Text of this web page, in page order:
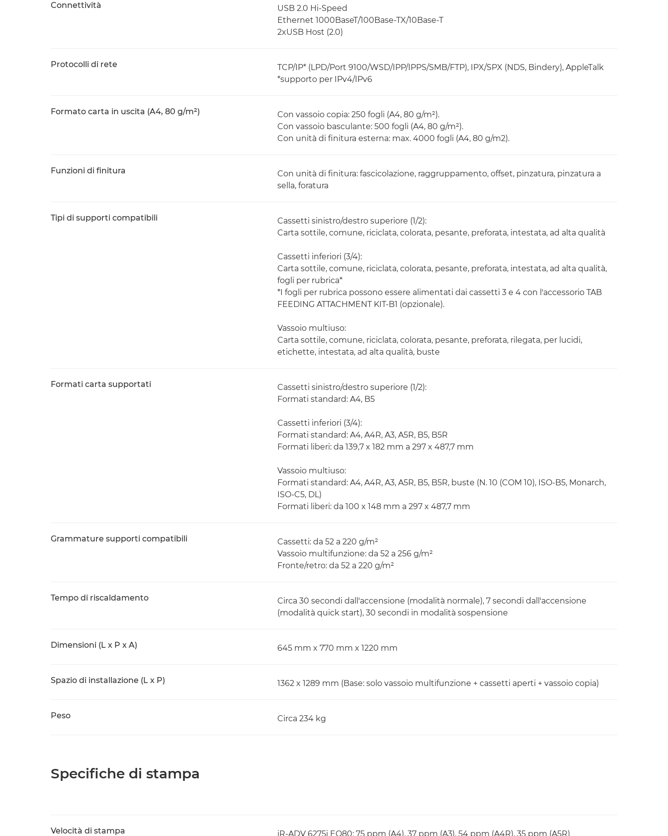
Connettività
USB 2.0 Hi-Speed
Ethernet 1000BaseT/100Base-TX/10Base-T
2xUSB Host (2.0)
Protocolli di rete
TCP/IP* (LPD/Port 9100/WSD/IPP/IPPS/SMB/FTP), IPX/SPX (NDS, Bindery), AppleTalk
*supporto per IPv4/IPv6
Formato carta in uscita (A4, 80 g/m²)
Con vassoio copia: 250 fogli (A4, 80 g/m²).
Con vassoio basculante: 500 fogli (A4, 80 g/m²).
Con unità di finitura esterna: max. 4000 fogli (A4, 80 g/m2).
Funzioni di finitura
Con unità di finitura: fascicolazione, raggruppamento, offset, pinzatura, pinzatura a
sella, foratura
Tipi di supporti compatibili
Cassetti sinistro/destro superiore (1/2):
Carta sottile, comune, riciclata, colorata, pesante, preforata, intestata, ad alta qualità
Cassetti inferiori (3/4):
Carta sottile, comune, riciclata, colorata, pesante, preforata, intestata, ad alta qualità,
fogli per rubrica*
*I fogli per rubrica possono essere alimentati dai cassetti 3 e 4 con l'accessorio TAB
FEEDING ATTACHMENT KIT-B1 (opzionale).
Vassoio multiuso:
Carta sottile, comune, riciclata, colorata, pesante, preforata, rilegata, per lucidi,
etichette, intestata, ad alta qualità, buste
Formati carta supportati
Cassetti sinistro/destro superiore (1/2):
Formati standard: A4, B5
Cassetti inferiori (3/4):
Formati standard: A4, A4R, A3, A5R, B5, B5R
Formati liberi: da 139,7 x 182 mm a 297 x 487,7 mm
Vassoio multiuso:
Formati standard: A4, A4R, A3, A5R, B5, B5R, buste (N. 10 (COM 10), ISO-B5, Monarch,
ISO-C5, DL)
Formati liberi: da 100 x 148 mm a 297 x 487,7 mm
Grammature supporti compatibili
Cassetti: da 52 a 220 g/m²
Vassoio multifunzione: da 52 a 256 g/m²
Fronte/retro: da 52 a 220 g/m²
Tempo di riscaldamento
Circa 30 secondi dall'accensione (modalità normale), 7 secondi dall'accensione
(modalità quick start), 30 secondi in modalità sospensione
Dimensioni (L x P x A) 645 mm x 770 mm x 1220 mm
Spazio di installazione (L x P) 1362 x 1289 mm (Base: solo vassoio multifunzione + cassetti aperti + vassoio copia)
Peso Circa 234 kg
Specifiche di stampa
Velocità di stampa iR-ADV 6275i EQ80: 75 ppm (A4), 37 ppm (A3), 54 ppm (A4R), 35 ppm (A5R)